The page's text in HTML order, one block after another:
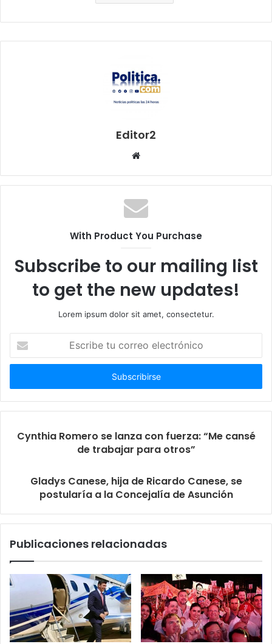
Editor2
Sitio
With Product You Purchase
Subscribe to our mailing list
to get the new updates!
Lorem ipsum dolor sit amet, consectetur.
correo
Cynthia Romero se lanza con fuerza: “Me cansé
de trabajar para otros”
Gladys Canese, hija de Ricardo Canese, se
postularía a la Concejalía de Asunción
Publicaciones relacionadas